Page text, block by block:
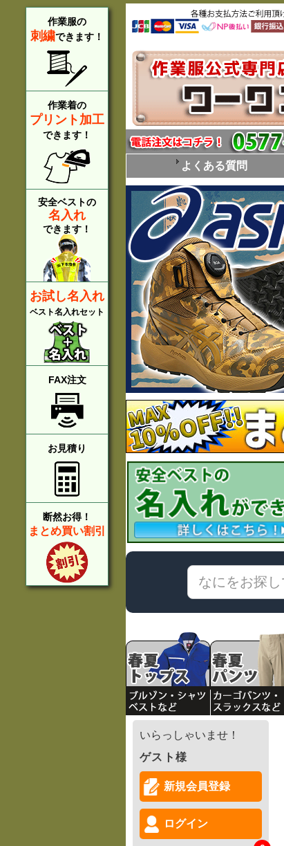
作業服の
刺繍できます！
作業着の
プリント加工
できます！
安全ベストの
名入れ
できます！
お試し名入れ
ベスト名入れセット
FAX注文
お見積り
断然お得！
まとめ買い割引
よくある質問
いらっしゃいませ！
ゲスト様
新規会員登録
ログイン